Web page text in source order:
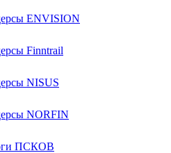
ENVISION
Finntrail
NISUS
NORFIN
ПСКОВ